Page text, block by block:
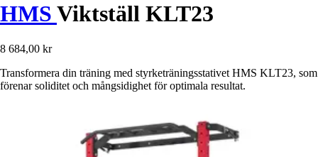
HMS Viktställ KLT23
8 684,00 kr
Transformera din träning med styrketräningsstativet HMS KLT23, som
förenar soliditet och mångsidighet för optimala resultat.